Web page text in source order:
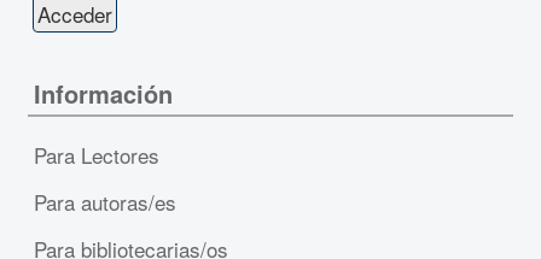
Información
Para Lectores
Para autoras/es
Para bibliotecarias/os